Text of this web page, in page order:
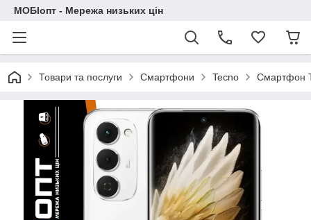
МОБІопт - Мережа низьких цін
Товари та послуги Смартфони Tecno Смартфон